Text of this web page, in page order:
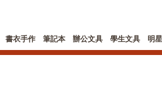
書衣手作 筆記本 辦公文具 學生文具 明